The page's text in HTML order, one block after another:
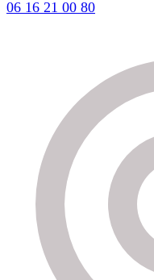
06 16 21 00 80